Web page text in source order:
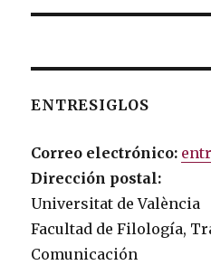
ENTRESIGLOS
Correo electrónico:
Dirección postal:
Universitat de València
Facultad de Filología,
Comunicación